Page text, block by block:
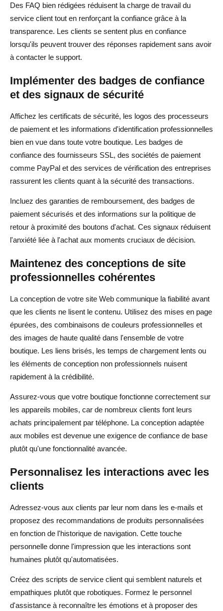
Des FAQ bien rédigées réduisent la charge de travail du
service client tout en renforçant la confiance grâce à la
transparence. Les clients se sentent plus en confiance
lorsqu'ils peuvent trouver des réponses rapidement sans avoir
à contacter le support.
Implémenter des badges de confiance
et des signaux de sécurité
Affichez les certificats de sécurité, les logos des processeurs
de paiement et les informations d'identification professionnelles
bien en vue dans toute votre boutique. Les badges de
confiance des fournisseurs SSL, des sociétés de paiement
comme PayPal et des services de vérification des entreprises
rassurent les clients quant à la sécurité des transactions.
Incluez des garanties de remboursement, des badges de
paiement sécurisés et des informations sur la politique de
retour à proximité des boutons d'achat. Ces signaux réduisent
l'anxiété liée à l'achat aux moments cruciaux de décision.
Maintenez des conceptions de site
professionnelles cohérentes
La conception de votre site Web communique la fiabilité avant
que les clients ne lisent le contenu. Utilisez des mises en page
épurées, des combinaisons de couleurs professionnelles et
des images de haute qualité dans l'ensemble de votre
boutique. Les liens brisés, les temps de chargement lents ou
les éléments de conception non professionnels nuisent
rapidement à la crédibilité.
Assurez-vous que votre boutique fonctionne correctement sur
les appareils mobiles, car de nombreux clients font leurs
achats principalement par téléphone. La conception adaptée
aux mobiles est devenue une exigence de confiance de base
plutôt qu'une fonctionnalité avancée.
Personnalisez les interactions avec les
clients
Adressez-vous aux clients par leur nom dans les e-mails et
proposez des recommandations de produits personnalisées
en fonction de l'historique de navigation. Cette touche
personnelle donne l'impression que les interactions sont
humaines plutôt qu'automatisées.
Créez des scripts de service client qui semblent naturels et
empathiques plutôt que robotiques. Formez le personnel
d'assistance à reconnaître les émotions et à proposer des